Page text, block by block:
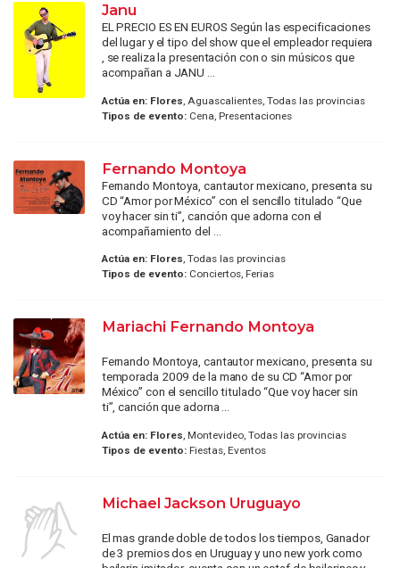
Janu
EL PRECIO ES EN EUROS Según las especificaciones
del lugar y el tipo del show que el empleador requiera
, se realiza la presentación con o sin músicos que
acompañan a JANU ...
Actúa en: Flores, Aguascalientes, Todas las provincias
Tipos de evento:Cena, Presentaciones
Fernando Montoya
Fernando Montoya, cantautor mexicano, presenta su
CD “Amor por México” con el sencillo titulado “Que
voy hacer sin ti”, canción que adorna con el
acompañamiento del ...
Actúa en: Flores, Todas las provincias
Tipos de evento:Conciertos, Ferias
Mariachi Fernando Montoya
Fernando Montoya, cantautor mexicano, presenta su
temporada 2009 de la mano de su CD “Amor por
México” con el sencillo titulado “Que voy hacer sin
ti”, canción que adorna ...
Actúa en: Flores , Montevideo, Todas las provincias
Tipos de evento:Fiestas, Eventos
Michael Jackson Uruguayo
El mas grande doble de todos los tiempos, Ganador
de 3 premios dos en Uruguay y uno new york como